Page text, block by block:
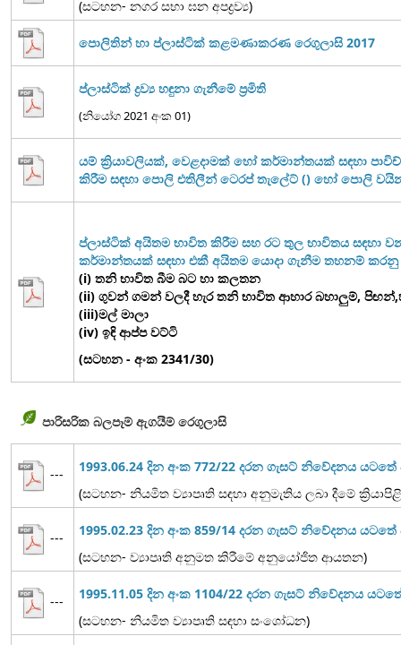
(සටහන- නගර සභා ඝන අපද්‍රව්‍ය)
පොලිතින් හා ප්ලාස්ටික් කළමණාකරණ රෙගුලාසි 2017
ප්ලාස්ටික් ද්‍රව්‍ය හඳුනා ගැනීමේ ප්‍රමිති
(නියෝග 2021 අංක 01)
යම් ක්‍රියාවලියක්, වෙළදාමක් හෝ කර්මාන්තයක් සඳහා
කිරීම සඳහා පොලි එතිලීන් ටෙරප් තැලේට් () හෝ පොලි
ප්ලාස්ටික් අයිතම භාවිත කිරීම සහ රට තුල භාවිතය සඳහා
කර්මාන්තයක් සඳහා එකී අයිතම යොදා ගැනීම තහනම් කරනු
(i) තනි භාවිත බීම බට හා කලතන
(ii) ගුවන් ගමන් වලදී හැර තනි භාවිත ආහාර බහාලුම්,
(iii)මල් මාලා
(iv) ඉඳි ආප්ප වට්ටි
(සටහන - අංක 2341/30)
පාරිසරික බලපෑම් ඇගයීම් රෙගුලාසි
---
1993.06.24 දින අංක 772/22 දරන ගැසට් නිවේදනය
(සටහන- නියමිත ව්‍යාපෘති සඳහා අනුමැතිය ලබා දීමේ
---
1995.02.23 දින අංක 859/14 දරන ගැසට් නිවේදනය
(සටහන- ව්‍යාපෘති අනුමත කිරීමේ අනුයෝජිත ආයතන)
---
1995.11.05 දින අංක 1104/22 දරන ගැසට් නිවේදනය
(සටහන- නියමිත ව්‍යාපෘති සඳහා සංශෝධන)